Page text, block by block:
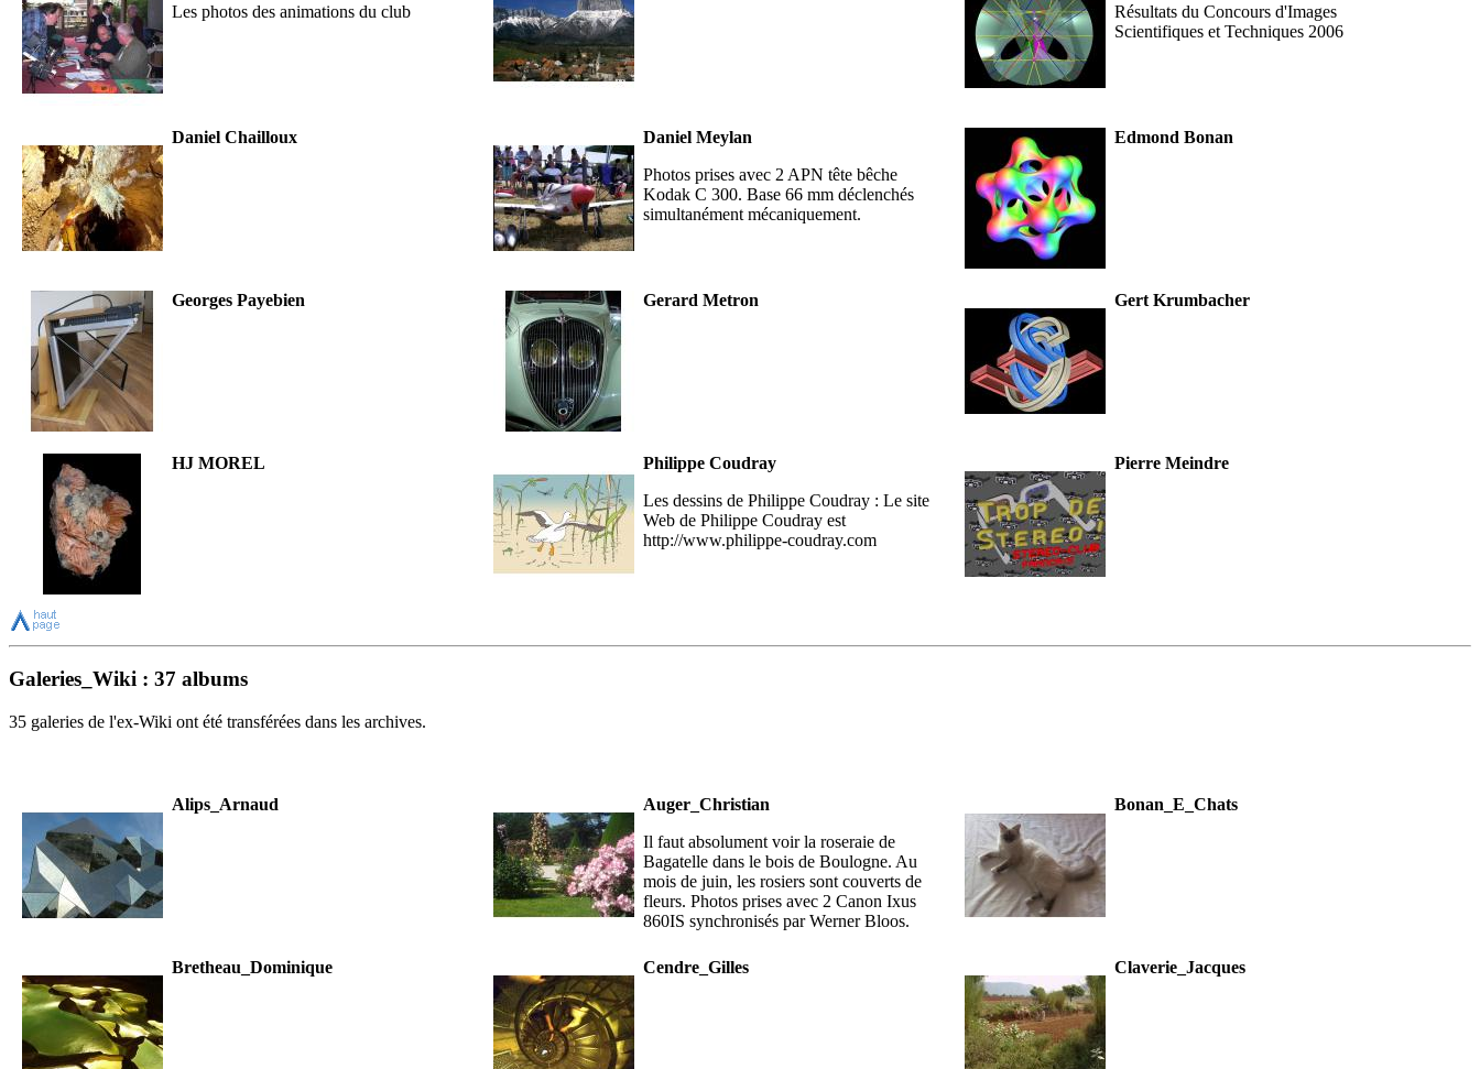
Les photos des animations du club
Résultats du Concours d'Images
Scientifiques et Techniques 2006
Daniel Chailloux
Daniel Meylan
Photos prises avec 2 APN tête bêche
Kodak C 300. Base 66 mm déclenchés
simultanément mécaniquement.
Edmond Bonan
Georges Payebien Gerard Metron Gert Krumbacher
HJ MOREL
Philippe Coudray
Les dessins de Philippe Coudray : Le site
Web de Philippe Coudray est
http://www.philippe-coudray.com
Pierre Meindre
Galeries_Wiki : 37 albums
35 galeries de l'ex-Wiki ont été transférées dans les archives.
Alips_Arnaud
Auger_Christian
Il faut absolument voir la roseraie de
Bagatelle dans le bois de Boulogne. Au
mois de juin, les rosiers sont couverts de
fleurs. Photos prises avec 2 Canon Ixus
860IS synchronisés par Werner Bloos.
Bonan_E_Chats
Bretheau_Dominique Cendre_Gilles Claverie_Jacques